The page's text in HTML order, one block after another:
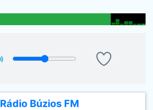
Rádio Búzios FM